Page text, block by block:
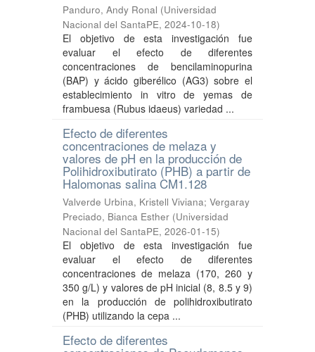
Panduro, Andy Ronal (Universidad
Nacional del SantaPE, 2024-10-18)
El objetivo de esta investigación fue
evaluar el efecto de diferentes
concentraciones de bencilaminopurina
(BAP) y ácido giberélico (AG3) sobre el
establecimiento in vitro de yemas de
frambuesa (Rubus idaeus) variedad ...
Efecto de diferentes
concentraciones de melaza y
valores de pH en la producción de
Polihidroxibutirato (PHB) a partir de
Halomonas salina CM1.128
Valverde Urbina, Kristell Viviana; Vergaray
Preciado, Bianca Esther (Universidad
Nacional del SantaPE, 2026-01-15)
El objetivo de esta investigación fue
evaluar el efecto de diferentes
concentraciones de melaza (170, 260 y
350 g/L) y valores de pH inicial (8, 8.5 y 9)
en la producción de polihidroxibutirato
(PHB) utilizando la cepa ...
Efecto de diferentes